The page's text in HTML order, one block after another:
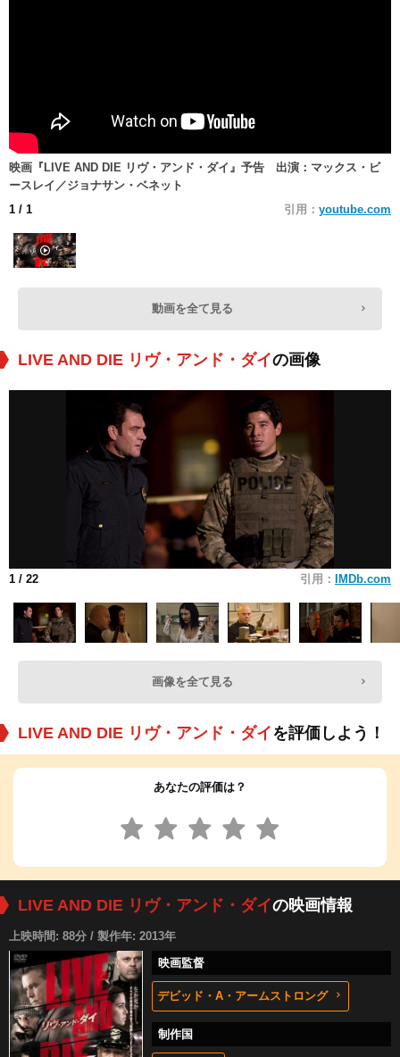
映画『LIVE AND DIE リヴ・アンド・ダイ』予告 出演：マックス・ビ
ースレイ／ジョナサン・ベネット
1 / 1 引用： youtube.com
動画を全て見る
LIVE AND DIE リヴ・アンド・ダイの画像
1 / 22 引用： IMDb.com
画像を全て見る
LIVE AND DIE リヴ・アンド・ダイを評価しよう！
あなたの評価は？
LIVE AND DIE リヴ・アンド・ダイの映画情報
上映時間: 88分 / 製作年: 2013年
映画監督
デビッド・A・アームストロング
制作国